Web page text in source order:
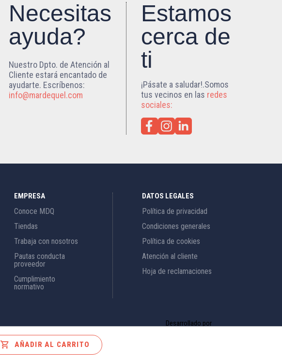
 AÑADIR AL CARRITO
Necesitas
ayuda?
Nuestro Dpto. de Atención al
Cliente estará encantado de
ayudarte. Escríbenos:
info@mardequel.com
Estamos
cerca de
ti
¡Pásate a saludar!.Somos
tus vecinos en las redes
sociales:
EMPRESA
Conoce MDQ
Tiendas
Trabaja con nosotros
Pautas conducta
proveedor
Cumplimiento
normativo
DATOS LEGALES
Política de privacidad
Condiciones generales
Política de cookies
Atención al cliente
Hoja de reclamaciones
Desarrollado por